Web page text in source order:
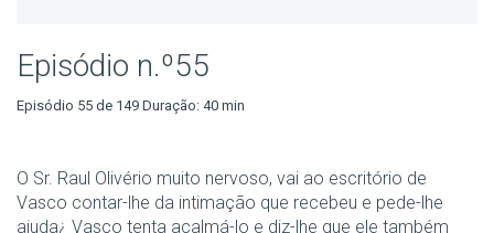
Episódio n.º55
Episódio 55 de 149 Duração: 40 min
O Sr. Raul Olivério muito nervoso, vai ao escritório de
Vasco contar-lhe da intimação que recebeu e pede-lhe
ajuda¿ Vasco tenta acalmá-lo e diz-lhe que ele também